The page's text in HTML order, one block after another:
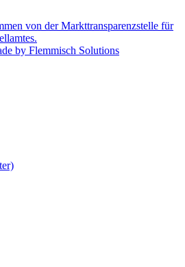
von der Markttransparenzstelle für
by Flemmisch Solutions